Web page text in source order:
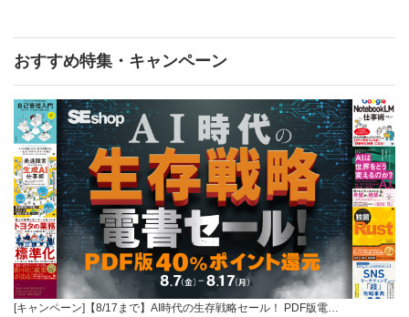
おすすめ特集・キャンペーン
[キャンペーン]【8/17まで】AI時代の生存戦略セール！ PDF版電…